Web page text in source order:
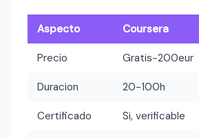
Aspecto Coursera
Precio Gratis-200eur
Duracion 20-100h
Certificado Si, verificable